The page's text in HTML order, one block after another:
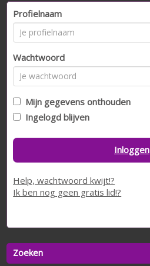
Profielnaam
Wachtwoord
Mijn gegevens onthouden
Ingelogd blijven
Inloggen
Help, wachtwoord kwijt!?
Ik ben nog geen gratis lid!?
Zoeken